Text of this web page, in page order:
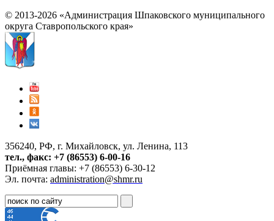
© 2013-2026 «Администрация Шпаковского муниципального
округа Ставропольского края»
356240, РФ, г. Михайловск, ул. Ленина, 113
тел., факс: +7 (86553) 6-00-16
Приёмная главы: +7 (86553) 6-30-12
Эл. почта: administration@shmr.ru